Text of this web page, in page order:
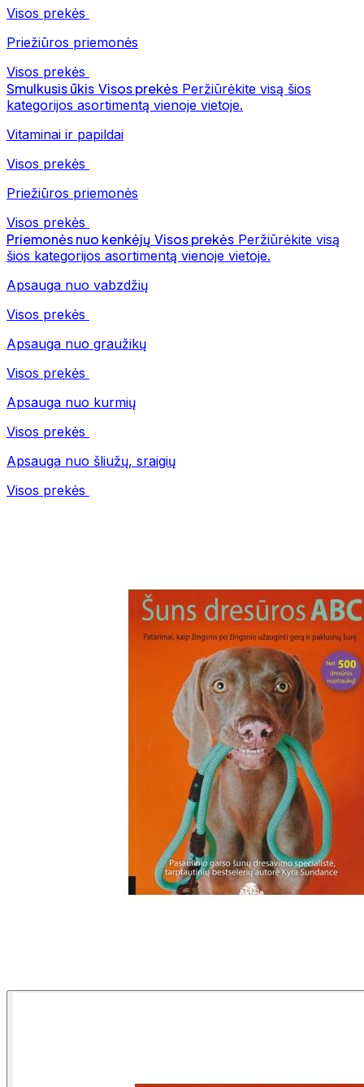
Visos prekės
Priežiūros priemonės
Visos prekės
Smulkusis ūkis Visos prekės Peržiūrėkite visą šios
kategorijos asortimentą vienoje vietoje.
Vitaminai ir papildai
Visos prekės
Priežiūros priemonės
Visos prekės
Priemonės nuo kenkėjų Visos prekės Peržiūrėkite visą
šios kategorijos asortimentą vienoje vietoje.
Apsauga nuo vabzdžių
Visos prekės
Apsauga nuo graužikų
Visos prekės
Apsauga nuo kurmių
Visos prekės
Apsauga nuo šliužų, sraigių
Visos prekės